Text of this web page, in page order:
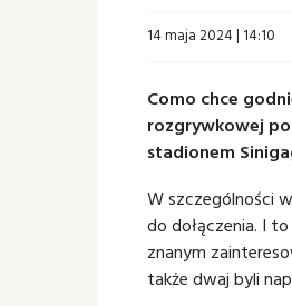
14 maja 2024 | 14:10
Como chce
rozgrywkowej po
stadionem
W szczególności
do dołączenia. I
znanym
także dwaj byli